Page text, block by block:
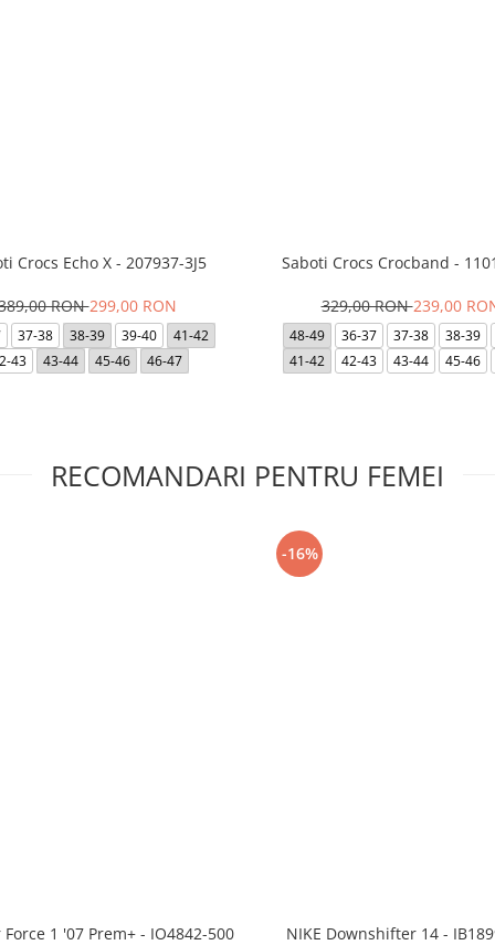
Crocs Echo X - 207937-3J5
RON299,00 RON
37-38 38-39 39-40
41-42
43
43-44 45-46 46-47
Saboti Crocs Crocband -
329,00 RON239,00
48-49 36-37 37-38
38-39
41-42
42-43 43-44 45-46
RECOMANDARI PENTRU FEMEI
Force 1 '07 Prem+ - IO4842-500
-16%
NIKE Downshifter 14 -